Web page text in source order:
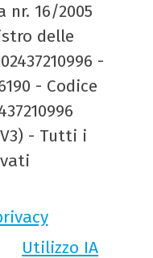
nr. 16/2005
delle
-
- Codice
- Tutti i
Utilizzo IA